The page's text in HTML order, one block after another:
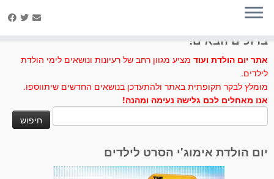
ברוכים הבאים!
אתר יום הולדת ועוד מציע מגוון רחב של רעיונות ונושאים לימי הולדת
לילדים.
מומלץ לבקר תקופתית באתר ולהתעדכן בנושאים החדשים שיתווספו.
אנו מאחלים לכם גלישה נעימה ומהנה!
יום הולדת אימוג'י הסרט לילדים